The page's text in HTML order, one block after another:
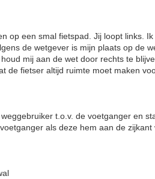
op een smal fietspad. Jij loopt links.
de wetgever is mijn plaats op de
mij aan de wet door rechts te
de fietser altijd ruimte moet maken
t.o.v. de voetganger en
als deze hem aan de